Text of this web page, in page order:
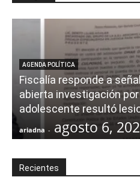
AGENDA POLÍTICA
Fiscalía responde a
abierta investigación
adolescente resultó
ariadna - agosto 6,
Recientes